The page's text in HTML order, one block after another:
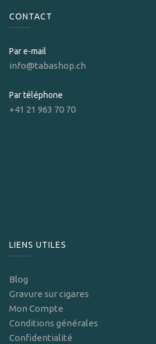
CONTACT
Par e-mail
info@tabashop.ch
Par téléphone
+41 21 963 70 70
LIENS UTILES
Blog
Gravure sur cigares
Mon Compte
Conditions générales
Confidentialité